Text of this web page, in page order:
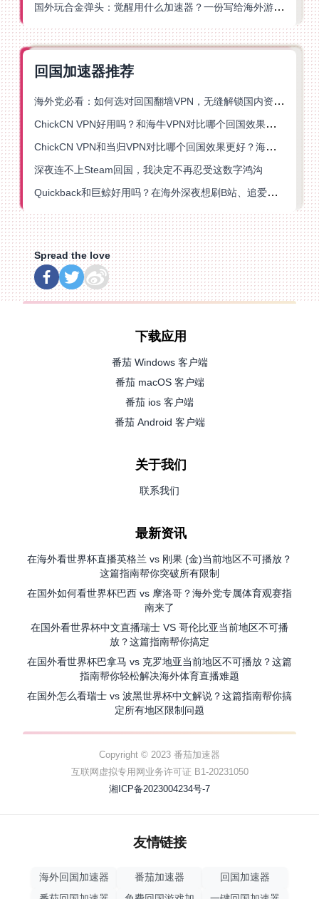
国外玩合金弹头：觉醒用什么加速器？一份写给海外游子的畅玩指南
回国加速器推荐
海外党必看：如何选对回国翻墙VPN，无缝解锁国内资源？
ChickCN VPN好用吗？和海牛VPN对比哪个回国效果更好？
ChickCN VPN和当归VPN对比哪个回国效果更好？海外党亲测后选了它
深夜连不上Steam回国，我决定不再忍受这数字鸿沟
Quickback和巨鲸好用吗？在海外深夜想刷B站、追爱奇艺的你，或许正需要这份答案
Spread the love
下载应用
番茄 Windows 客户端
番茄 macOS 客户端
番茄 ios 客户端
番茄 Android 客户端
关于我们
联系我们
最新资讯
在海外看世界杯直播英格兰 vs 刚果 (金)当前地区不可播放？
这篇指南帮你突破所有限制
在国外如何看世界杯巴西 vs 摩洛哥？海外党专属体育观赛指
南来了
在国外看世界杯中文直播瑞士 VS 哥伦比亚当前地区不可播
放？这篇指南帮你搞定
在国外看世界杯巴拿马 vs 克罗地亚当前地区不可播放？这篇
指南帮你轻松解决海外体育直播难题
在国外怎么看瑞士 vs 波黑世界杯中文解说？这篇指南帮你搞
定所有地区限制问题
Copyright © 2023 番茄加速器
互联网虚拟专用网业务许可证 B1-20231050
湘ICP备2023004234号-7
友情链接
海外回国加速器 番茄加速器
回国加速器